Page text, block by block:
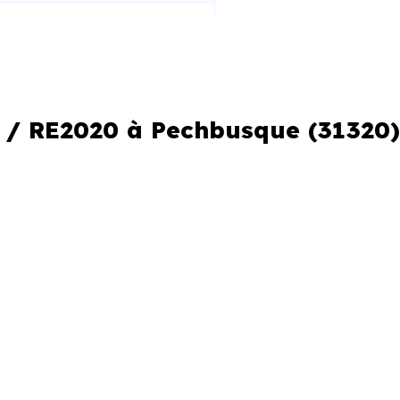
locale
C’est aussi comprendre les
ne se valent pas, et les
et de conception.
RE2020 à Pechbusque (31320)